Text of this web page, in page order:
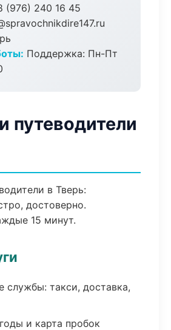
(976) 240 16 45
Поддержка: Пн-Пт
путеводители
в Тверь:
достоверно.
15 минут.
службы: такси, доставка,
и карта пробок